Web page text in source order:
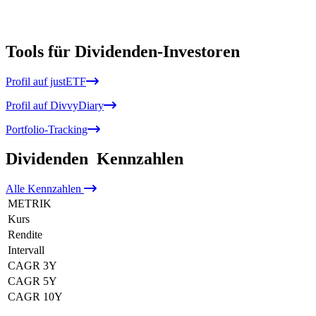
Tools für Dividenden-Investoren
Profil auf justETF
Profil auf DivvyDiary
Portfolio-Tracking
Dividenden Kennzahlen
Alle Kennzahlen
METRIK
Kurs
Rendite
Intervall
CAGR 3Y
CAGR 5Y
CAGR 10Y